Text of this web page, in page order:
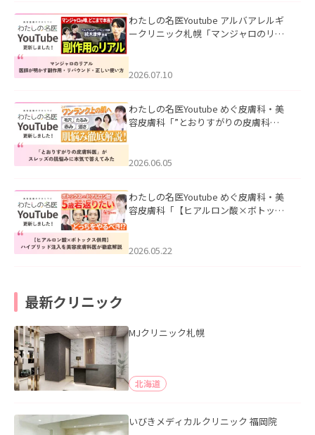
わたしの名医Youtube アルバアレルギ
ークリニック札幌「マンジャロのリア
た。
2026.07.10
わたしの名医Youtube めぐ皮膚科・美
容皮膚科「”とおりすがりの皮膚科
2026.06.05
わたしの名医Youtube めぐ皮膚科・美
容皮膚科「【ヒアルロン酸×ボトック
た。
2026.05.22
最新クリニック
MJクリニック札幌
北海道
いびきメディカルクリニック 福岡院